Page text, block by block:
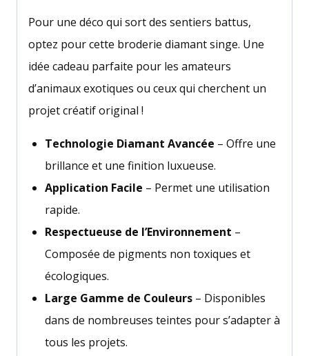
Pour une déco qui sort des sentiers battus,
optez pour cette broderie diamant singe. Une
idée cadeau parfaite pour les amateurs
d’animaux exotiques ou ceux qui cherchent un
projet créatif original !
Technologie Diamant Avancée – Offre une
brillance et une finition luxueuse.
Application Facile – Permet une utilisation
rapide.
Respectueuse de l’Environnement –
Composée de pigments non toxiques et
écologiques.
Large Gamme de Couleurs – Disponibles
dans de nombreuses teintes pour s’adapter à
tous les projets.